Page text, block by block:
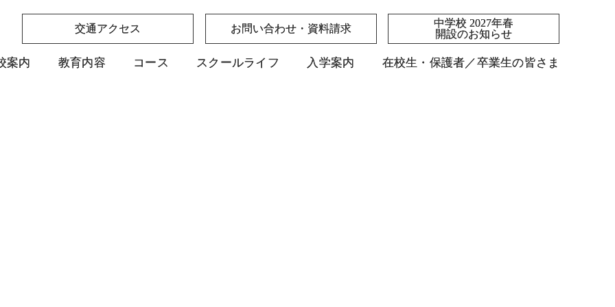
交通アクセス お問い合わせ・資料請求
中学校 2027年春
開設のお知らせ
案内 教育内容 コース スクールライフ 入学案内 在校生・保護者／卒業生の皆さま
交通アクセス お問い合わせ・資料請求
中学校 2027年春
開設のお知らせ
案内 教育内容 コース スクールライフ 入学案内 在校生・保護者／卒業生の皆さま